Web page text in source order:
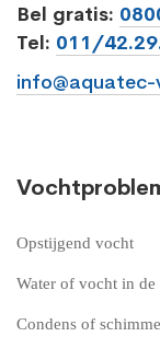
Bel gratis:
Tel: 011/
Opstijgend vocht
Water of vocht in de
Condens of